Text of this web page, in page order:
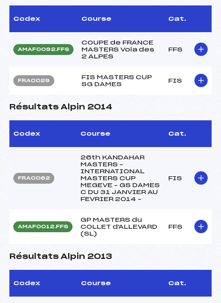
Codex Course Cat.
AMAF0092.FFS
COUPE de FRANCE
MASTERS Vola des
2 ALPES
FFS
FRA0029
FIS MASTERS CUP
SG DAMES
FIS
Résultats Alpin 2014
Codex Course Cat.
FRA0062
26th KANDAHAR
MASTERS –
INTERNATIONAL
MASTERS CUP
MEGEVE – GS DAMES
C DU 31 JANVIER AU
FEVRIER 2014 –
FIS
AMAF0012.FFS
GP MASTERS du
COLLET d'ALLEVARD
(SL)
FFS
Résultats Alpin 2013
Codex Course Cat.